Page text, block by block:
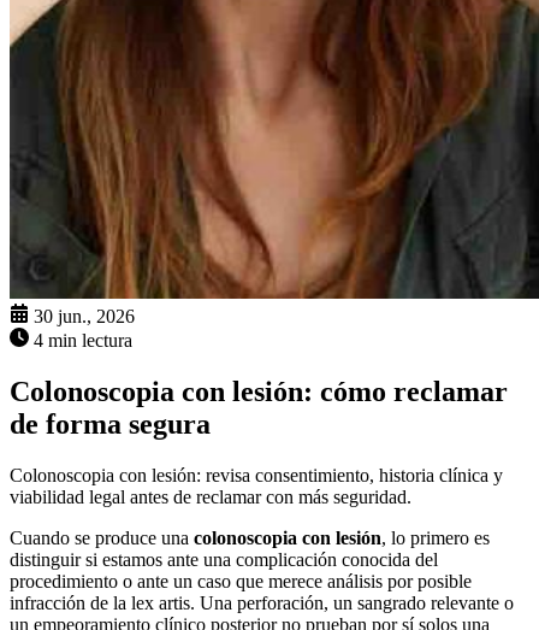
30 jun., 2026
4 min lectura
Colonoscopia con lesión: cómo reclamar
de forma segura
Colonoscopia con lesión: revisa consentimiento, historia clínica y
viabilidad legal antes de reclamar con más seguridad.
Cuando se produce una colonoscopia con lesión, lo primero es
distinguir si estamos ante una complicación conocida del
procedimiento o ante un caso que merece análisis por posible
infracción de la lex artis. Una perforación, un sangrado relevante o
un empeoramiento clínico posterior no prueban por sí solos una